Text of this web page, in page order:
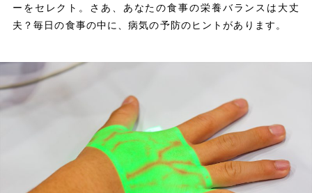
ーをセレクト。さあ、あなたの食事の栄養バランスは大丈
夫？毎日の食事の中に、病気の予防のヒントがあります。